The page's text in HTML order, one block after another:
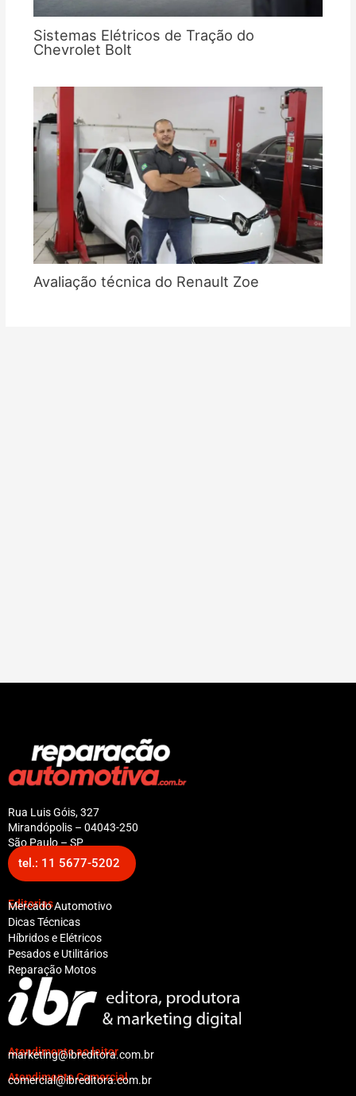
Sistemas Elétricos de Tração do
Chevrolet Bolt
Avaliação técnica do Renault Zoe
Rua Luis Góis, 327
Mirandópolis – 04043-250
São Paulo – SP
tel.: 11 5677-5202
Editorias
Mercado Automotivo
Dicas Técnicas
Híbridos e Elétricos
Pesados e Utilitários
Reparação Motos
Atendimento ao leitor
marketing@ibreditora.com.br
Atendimento Comercial
comercial@ibreditora.com.br